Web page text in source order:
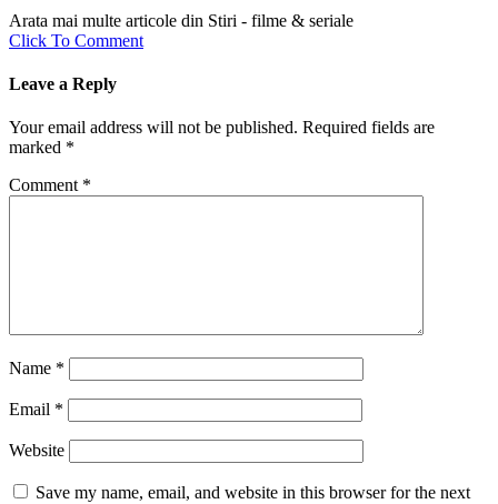
Arata mai multe articole din Stiri - filme & seriale
Click To Comment
Leave a Reply
Your email address will not be published. Required fields are
marked *
Comment *
Name *
Email *
Website
Save my name, email, and website in this browser for the next